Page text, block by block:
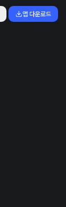
앱 다운로드